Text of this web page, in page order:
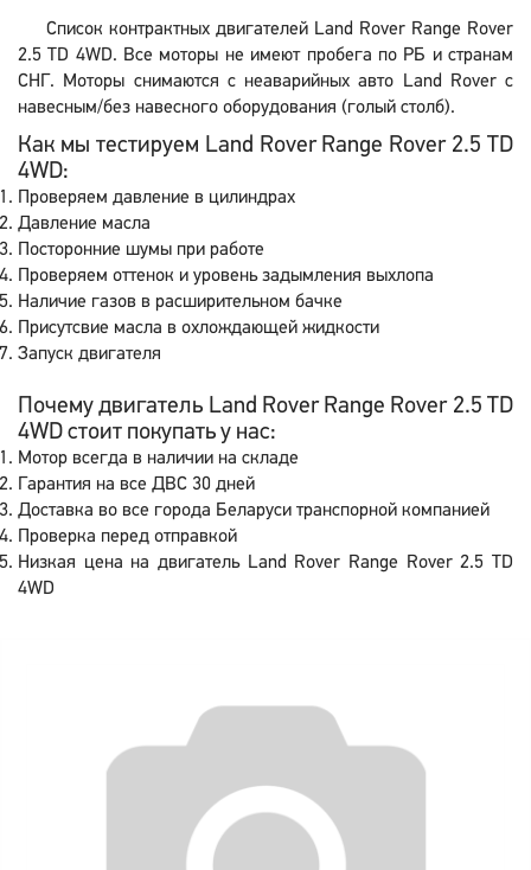
Список контрактных двигателей Land Rover Range Rover
2.5 TD 4WD. Все моторы не имеют пробега по РБ и странам
СНГ. Моторы снимаются с неаварийных авто Land Rover с
навесным/без навесного оборудования (голый столб).
Как мы тестируем Land Rover Range Rover 2.5 TD
4WD:
Проверяем давление в цилиндрах
Давление масла
Посторонние шумы при работе
Проверяем оттенок и уровень задымления выхлопа
Наличие газов в расширительном бачке
Присутсвие масла в охлождающей жидкости
Запуск двигателя
Почему двигатель Land Rover Range Rover 2.5 TD
4WD стоит покупать у нас:
Мотор всегда в наличии на складе
Гарантия на все ДВС 30 дней
Доставка во все города Беларуси транспорной компанией
Проверка перед отправкой
Низкая цена на двигатель Land Rover Range Rover 2.5 TD
4WD